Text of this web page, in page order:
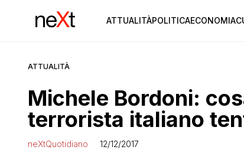
ATTUALITÀPOLITICAECONOMIA
ATTUALITÀ
Michele Bordoni:
terrorista italiano
neXtQuotidiano 12/12/2017